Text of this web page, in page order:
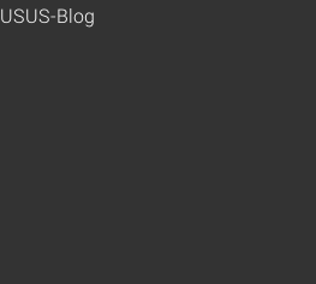
USUS-Blog